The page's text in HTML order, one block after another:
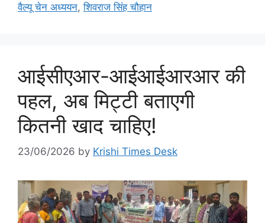
वैल्यू चेन अध्ययन,शिवराज सिंह चौहान
आईसीएआर-आईआईआरआर की
पहल, अब मिट्टी बताएगी
कितनी खाद चाहिए!
23/06/2026 by Krishi Times Desk